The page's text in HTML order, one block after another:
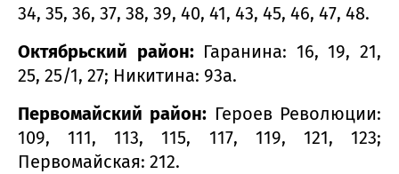
34, 35, 36, 37, 38, 39, 40, 41, 43, 45, 46, 47, 48.
Октябрьский район:Гаранина: 16, 19, 21,
25, 25/1, 27; Никитина: 93а.
Первомайский район: Героев Революции:
109, 111, 113, 115, 117, 119, 121, 123;
Первомайская: 212.